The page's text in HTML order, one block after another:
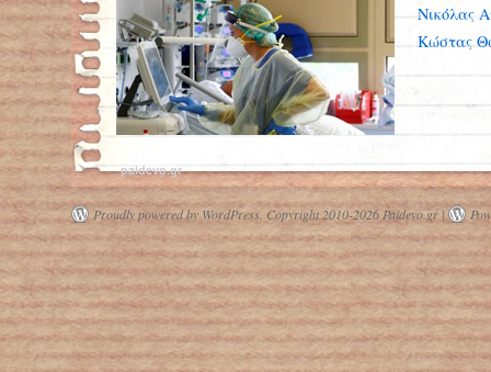
Κοροναϊός: Σχεδόν οι μισοί βγαίνουν
από το νοσοκομείο σε κακή κατάσταση
Νικόλας
Κώστας
paidevo.gr
Proudly powered by WordPress. Copyright 2010-2026 Paidevo.gr |